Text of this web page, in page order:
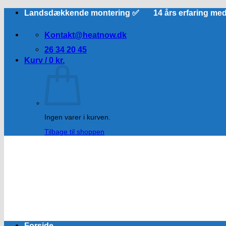
FortsætLandsdækkende montering ✅ 14 års erfaring
Kontakt@heatnow.dk
26 34 20 45
Kurv / 0 kr.
Ingen varer i kurven.
Tilbage til shoppen